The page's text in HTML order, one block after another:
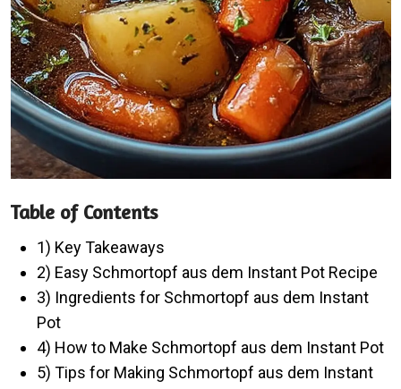
Table of Contents
1) Key Takeaways
2) Easy Schmortopf aus dem Instant Pot Recipe
3) Ingredients for Schmortopf aus dem Instant
Pot
4) How to Make Schmortopf aus dem Instant Pot
5) Tips for Making Schmortopf aus dem Instant